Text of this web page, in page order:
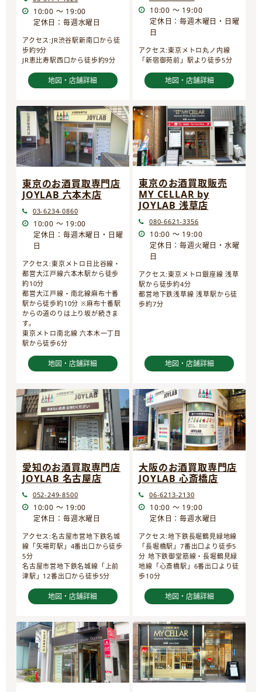
10:00 ～ 19:00
定休日：毎週水曜日
アクセス:JR渋谷駅新南口から徒
歩約9分
JR恵比寿駅西口から徒歩約9分
地図・店舗詳細
10:00 ～ 19:00
定休日：毎週木曜日・日曜
日
アクセス:東京メトロ丸ノ内線
「新宿御苑前」駅より徒歩5分
地図・店舗詳細
東京のお酒買取専門店
JOYLAB 六本木店
03-6234-0860
10:00 ～ 19:00
定休日：毎週木曜日・日曜
日
アクセス:東京メトロ日比谷線・
都営大江戸線六本木駅から徒歩
約10分
都営大江戸線・南北線麻布十番
駅から徒歩約10分 ※麻布十番駅
からの道のりは上り坂が続きま
す。
東京メトロ南北線 六本木一丁目
駅から徒歩6分
地図・店舗詳細
東京のお酒買取販売
MY CELLAR by
JOYLAB 浅草店
080-6621-3356
10:00 ～ 19:00
定休日：毎週火曜日・水曜
日
アクセス:東京メトロ銀座線 浅草
駅から徒歩約4分
都営地下鉄浅草線 浅草駅から徒
歩約7分
地図・店舗詳細
愛知のお酒買取専門店
JOYLAB 名古屋店
052-249-8500
10:00 ～ 19:00
定休日：毎週水曜日
アクセス:名古屋市営地下鉄名城
線「矢場町駅」4番出口から徒歩
5分
名古屋市営地下鉄名城線「上前
津駅」12番出口から徒歩5分
地図・店舗詳細
大阪のお酒買取専門店
JOYLAB 心斎橋店
06-6213-2130
10:00 ～ 19:00
定休日：毎週水曜日
アクセス:地下鉄長堀鶴見緑地線
「長堀橋駅」7番出口より徒歩5
分 地下鉄御堂筋線・長堀鶴見緑
地線「心斎橋駅」6番出口より徒
歩10分
地図・店舗詳細